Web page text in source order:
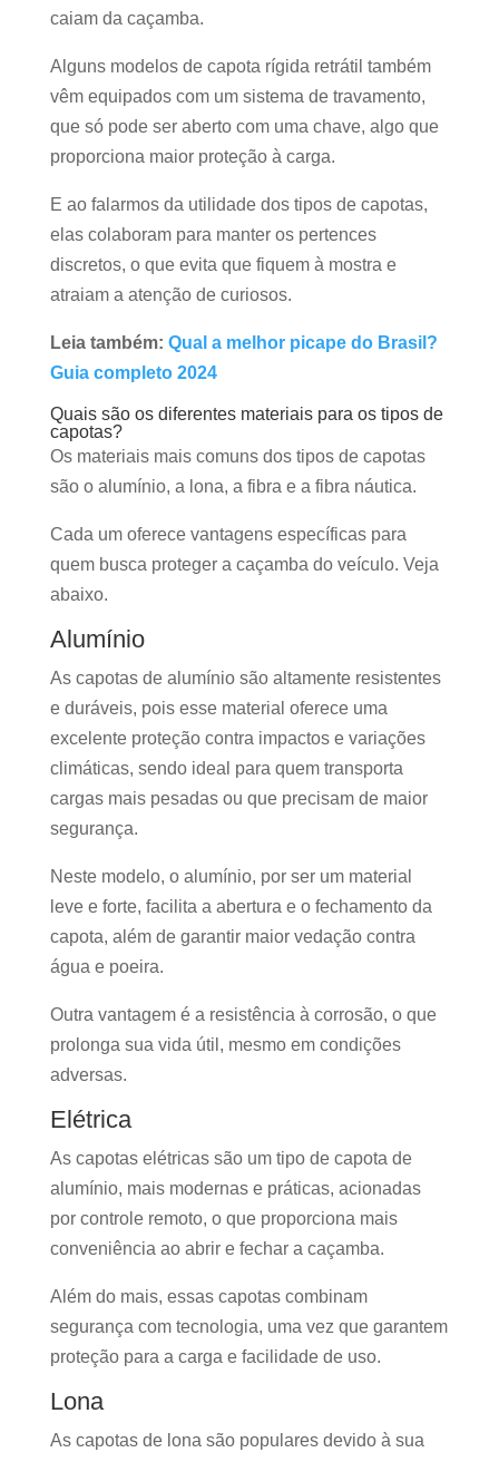
caiam da caçamba.
Alguns modelos de capota rígida retrátil também
vêm equipados com um sistema de travamento,
que só pode ser aberto com uma chave, algo que
proporciona maior proteção à carga.
E ao falarmos da utilidade dos tipos de capotas,
elas colaboram para manter os pertences
discretos, o que evita que fiquem à mostra e
atraiam a atenção de curiosos.
Leia também: Qual a melhor picape do Brasil?
Guia completo 2024
Quais são os diferentes materiais para os tipos de
capotas?
Os materiais mais comuns dos tipos de capotas
são o alumínio, a lona, a fibra e a fibra náutica.
Cada um oferece vantagens específicas para
quem busca proteger a caçamba do veículo. Veja
abaixo.
Alumínio
As capotas de alumínio são altamente resistentes
e duráveis, pois esse material oferece uma
excelente proteção contra impactos e variações
climáticas, sendo ideal para quem transporta
cargas mais pesadas ou que precisam de maior
segurança.
Neste modelo, o alumínio, por ser um material
leve e forte, facilita a abertura e o fechamento da
capota, além de garantir maior vedação contra
água e poeira.
Outra vantagem é a resistência à corrosão, o que
prolonga sua vida útil, mesmo em condições
adversas.
Elétrica
As capotas elétricas são um tipo de capota de
alumínio, mais modernas e práticas, acionadas
por controle remoto, o que proporciona mais
conveniência ao abrir e fechar a caçamba.
Além do mais, essas capotas combinam
segurança com tecnologia, uma vez que garantem
proteção para a carga e facilidade de uso.
Lona
As capotas de lona são populares devido à sua